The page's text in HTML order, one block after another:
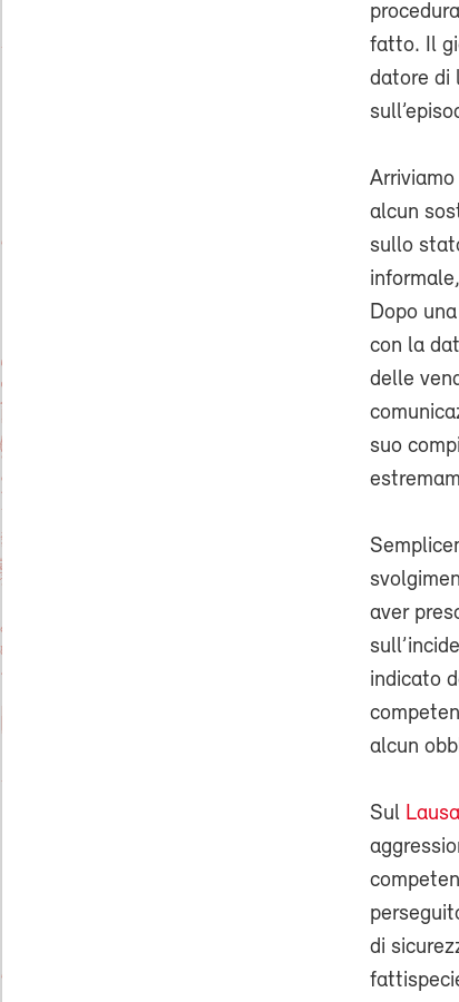
fatto. Il
datore di
alcun
sullo
Dopo
con la
delle
suo
aver
indicato
alcun
Sul
di